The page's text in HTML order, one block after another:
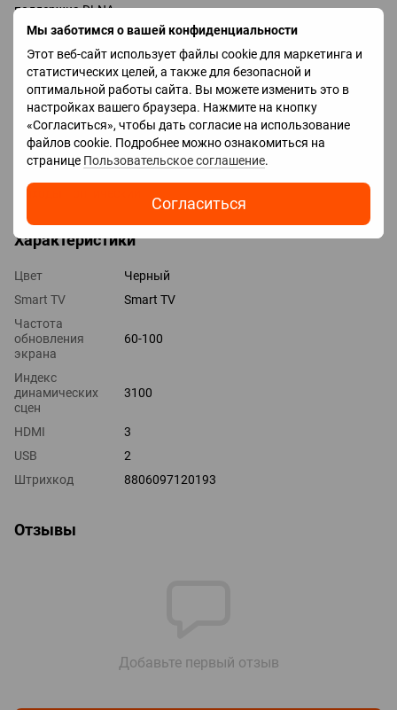
Мы заботимся о вашей конфиденциальности
Этот веб-сайт использует файлы cookie для маркетинга и
статистических целей, а также для безопасной и
оптимальной работы сайта. Вы можете изменить это в
настройках вашего браузера. Нажмите на кнопку
«Согласиться», чтобы дать согласие на использование
файлов cookie. Подробнее можно ознакомиться на
странице Пользовательское соглашение.
Согласиться
поддержка DLNA
управление голосом
Google Assistant
Bixby
Разъемы
Входы USB 2 шт
LAN
Выходы оптический
Характеристики
Цвет
Черный
Smart TV
Smart TV
Частота
обновления
экрана
60-100
Индекс
динамических
сцен
3100
HDMI
3
USB
2
Штрихкод
8806097120193
Отзывы
Добавьте первый отзыв